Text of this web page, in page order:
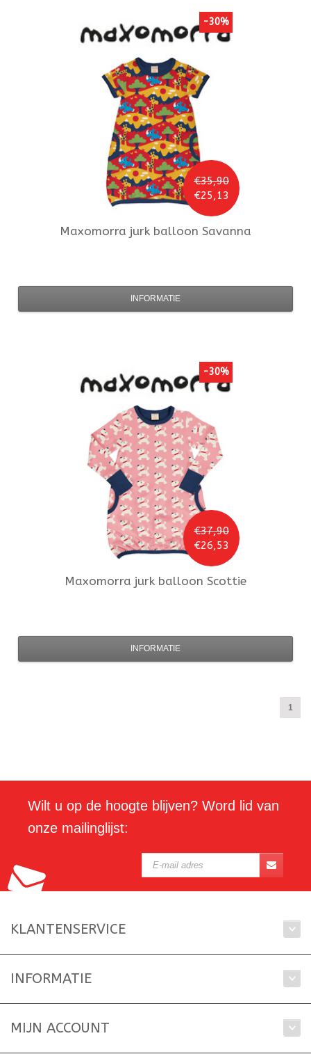
€35,90
€25,13
-30%
Maxomorra jurk balloon Savanna
INFORMATIE
€37,90
€26,53
-30%
Maxomorra jurk balloon Scottie
INFORMATIE
1
Wilt u op de hoogte blijven? Word lid van
onze mailinglijst:
KLANTENSERVICE
INFORMATIE
MIJN ACCOUNT